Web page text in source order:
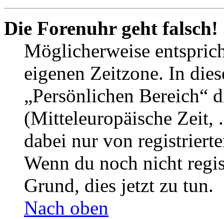
Die Forenuhr geht falsch!
Möglicherweise
eigenen Zeitzone. In
„Persönlichen Bereich“
(Mitteleuropäische Zeit,
dabei nur von
Wenn du noch nicht
Grund, dies jetzt zu tun.
Nach oben